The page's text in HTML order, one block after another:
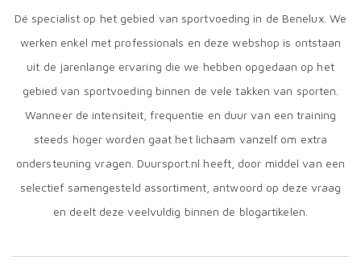
Dé specialist op het gebied van sportvoeding in de Benelux. We
werken enkel met professionals en deze webshop is ontstaan
uit de jarenlange ervaring die we hebben opgedaan op het
gebied van sportvoeding binnen de vele takken van sporten.
Wanneer de intensiteit, frequentie en duur van een training
steeds hoger worden gaat het lichaam vanzelf om extra
ondersteuning vragen. Duursport.nl heeft, door middel van een
selectief samengesteld assortiment, antwoord op deze vraag
en deelt deze veelvuldig binnen de blogartikelen.